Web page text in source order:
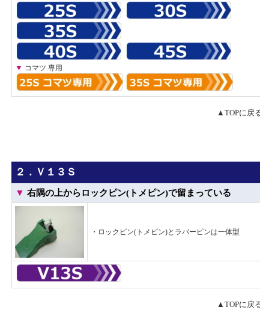
▼ コマツ 専用
▲TOPに戻る
２．Ｖ１３Ｓ
▼右隅の上からロックピン(トメピン)で留まっている
・ロックピン(トメピン)とラバーピンは一体型
▲TOPに戻る